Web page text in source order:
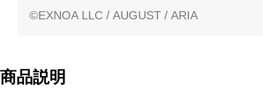
©EXNOA LLC / AUGUST / ARIA
商品説明